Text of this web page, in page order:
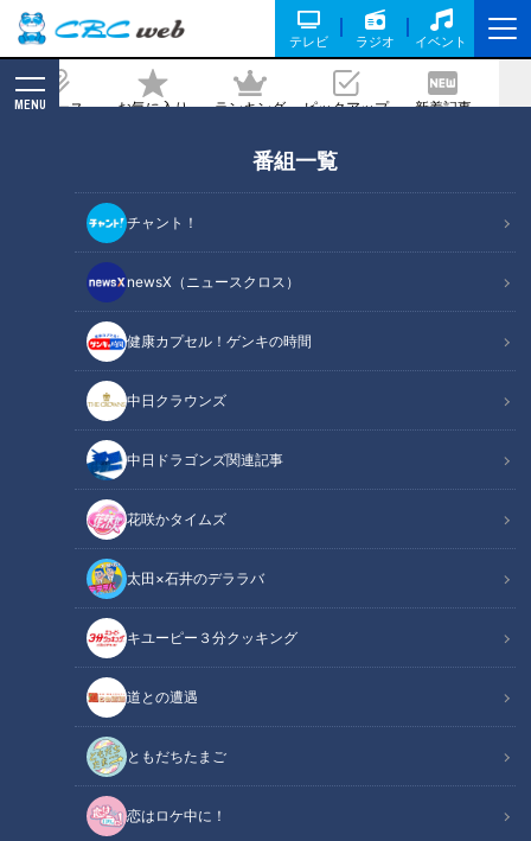
テレビ ラジオ イベント
ニュース お気に入り ランキング ピックアップ 新着記事
MENU
番組一覧
チャント！
newsX（ニュースクロス）
健康カプセル！ゲンキの時間
中日クラウンズ
中日ドラゴンズ関連記事
花咲かタイムズ
太田×石井のデララバ
キユーピー３分クッキング
道との遭遇
ともだちたまご
恋はロケ中に！
ンズの不思議で素敵な関係とは？
記事に戻る
劇団四季『キャッツ』（撮影）堀 勝志古
この記事の画像（全5枚）